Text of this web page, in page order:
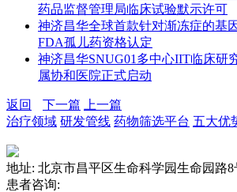
药品监督管理局临床试验默示许可
神济昌华全球首款针对渐冻症的基
FDA孤儿药资格认定
神济昌华SNUG01多中心IIT临床研
属协和医院正式启动
返回 下一篇
上一篇
治疗领域 研发管线 药物筛选平台 五大优
地址: 北京市昌平区生命科学园生命园路
患者咨询: